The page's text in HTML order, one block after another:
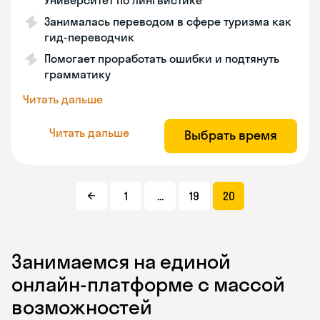
Занималась переводом в сфере туризма как
гид-переводчик
Помогает проработать ошибки и подтянуть
грамматику
Читать дальше
Читать дальше Выбрать время
1 ... 19 20
Занимаемся на единой
онлайн-платформе с массой
возможностей